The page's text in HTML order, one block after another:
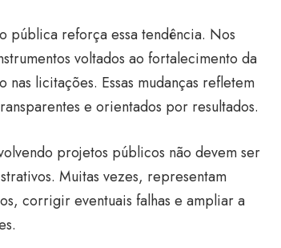
pública reforça essa tendência. Nos
voltados ao fortalecimento da
licitações. Essas mudanças refletem
e orientados por resultados.
projetos públicos não devem ser
Muitas vezes, representam
corrigir eventuais falhas e ampliar a